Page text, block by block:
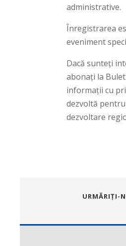
administrative.
Înregistrarea
eveniment
Dacă sunteți
abonați la
informații cu
dezvoltă
dezvoltare
URMĂRIŢI-